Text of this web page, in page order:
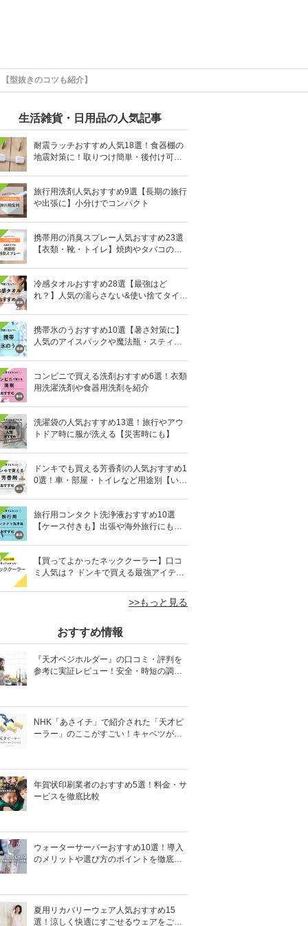
型抜きのコツも紹介】
生活雑貨・日用品の人気記事
耐震ラッチおすすめ人気18選！食器棚の
地震対策に！取りつけ簡単・後付け可能
旅行用洗剤人気おすすめ9選【長期の旅行
や出張に】小分けでコンパクト
携帯用の消臭スプレー人気おすすめ23選
【衣類・靴・トイレ】焼肉やタバコのニ
冷感タオルおすすめ28選【最強はど
れ？】人気の濡らさない&使い捨てタイプ
携帯氷のうおすすめ10選【暑さ対策に】
人気のアイスパックや魔法瓶・スティッ
コンビニで買える洗剤おすすめ6選！衣類
用洗濯洗剤や食器用洗剤を紹介
洗濯袋の人気おすすめ13選！旅行やアウ
トドア時に服が洗える【災害時にも】
ドンキでも買える芳香剤の人気おすすめ1
0選！車・部屋・トイレなど用途別【いい
旅行用コンタクト洗浄液おすすめ10選
【ケース付きも】出張や海外旅行にも便
【買ってよかったネッククーラー】口コ
ミ人気は？ ドンキで買える最強アイテム
>>もっと見る
おすすめ情報
『天才ベジホルダー』の口コミ・評判を
参考に実証レビュー！安全・時短の調理
NHK「あさイチ」で紹介された「天才ピ
ーラー」のここがすごい！キャベツがほ
年賀状印刷業者のおすすめ5選！料金・サ
ービスを徹底比較
ウォーターサーバーおすすめ10選！導入
のメリットや選び方のポイントを徹底解
夏用リカバリーウェア人気おすすめ15
選！涼しく快適にすごせるウェアをご紹